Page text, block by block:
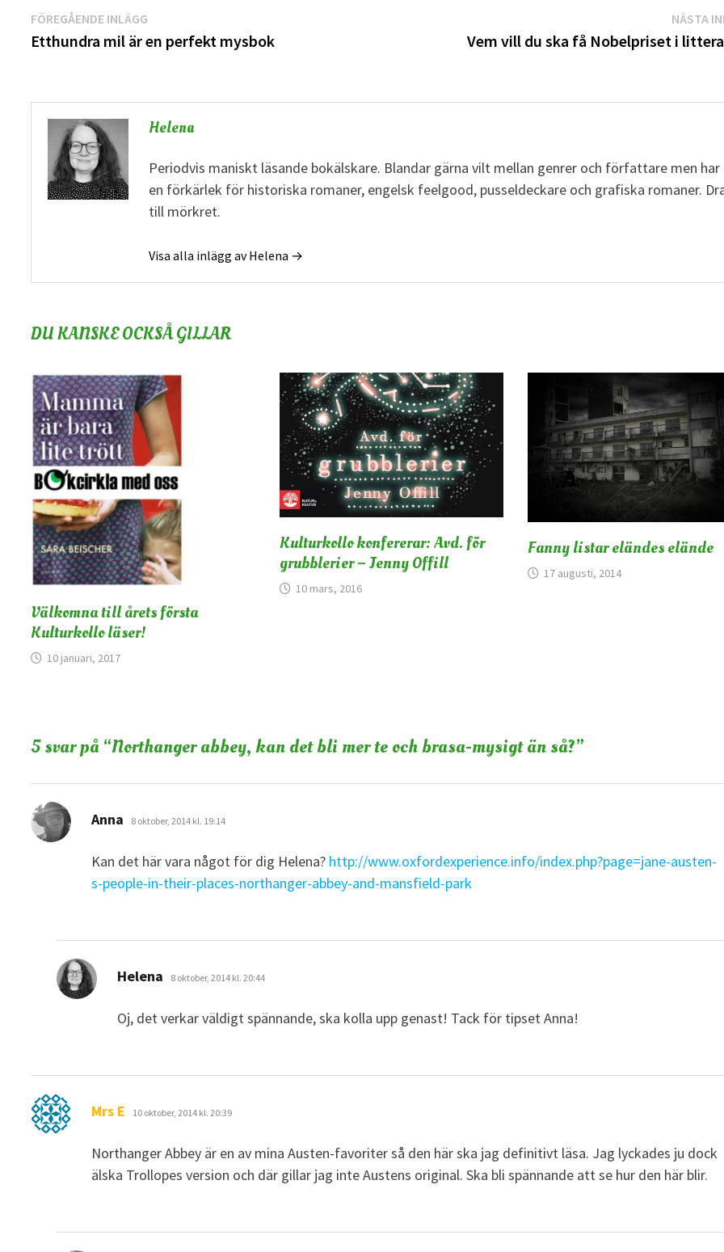
Inläggsnavigering
FÖREGÅENDE INLÄGG
inlägg:
Etthundra mil är en perfekt mysbok
NÄSTA
Vem vill du ska få Nobelpriset i
Helena
Periodvis maniskt läsande bokälskare. Blandar gärna vilt mellan genrer och författare men har
en förkärlek för historiska romaner, engelsk feelgood, pusseldeckare och grafiska romaner.
till mörkret.
Visa alla inlägg av Helena →
DU KANSKE OCKSÅ GILLAR
Välkomna till årets första
Kulturkollo läser!
10 januari, 2017
Kulturkollo konfererar: Avd. för
grubblerier – Jenny Offill
10 mars, 2016
Fanny listar eländes elände
17 augusti, 2014
5 svar på “Northanger abbey, kan det bli mer te och brasa-mysigt än så?”
Anna skriver:
8 oktober, 2014 kl. 19:14
Kan det här vara något för dig Helena? http://www.oxfordexperience.info/index.php?page=jane-austen-
s-people-in-their-places-northanger-abbey-and-mansfield-park
Helena skriver:
8 oktober, 2014 kl. 20:44
Oj, det verkar väldigt spännande, ska kolla upp genast! Tack för tipset Anna!
Mrs E skriver:
10 oktober, 2014 kl. 20:39
Northanger Abbey är en av mina Austen-favoriter så den här ska jag definitivt läsa. Jag lyckades ju dock
älska Trollopes version och där gillar jag inte Austens original. Ska bli spännande att se hur den här blir.